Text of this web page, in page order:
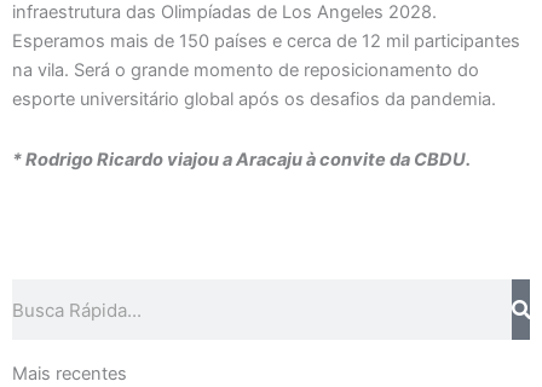
infraestrutura das Olimpíadas de Los Angeles 2028.
Esperamos mais de 150 países e cerca de 12 mil participantes
na vila. Será o grande momento de reposicionamento do
esporte universitário global após os desafios da pandemia.
* Rodrigo Ricardo viajou a Aracaju à convite da CBDU.
Mais recentes